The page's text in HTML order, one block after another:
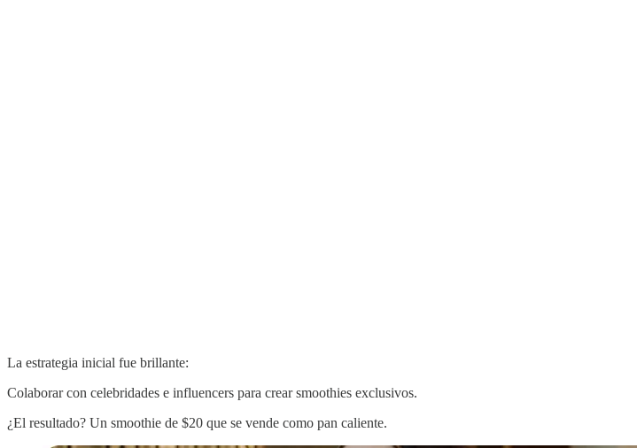
La estrategia inicial fue brillante:
Colaborar con celebridades e influencers para crear smoothies exclusivos.
¿El resultado? Un smoothie de $20 que se vende como pan caliente.